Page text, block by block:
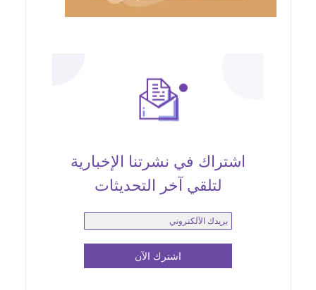
اشتراك في نشرتنا الإخبارية
لتلقي آخر التحديثات